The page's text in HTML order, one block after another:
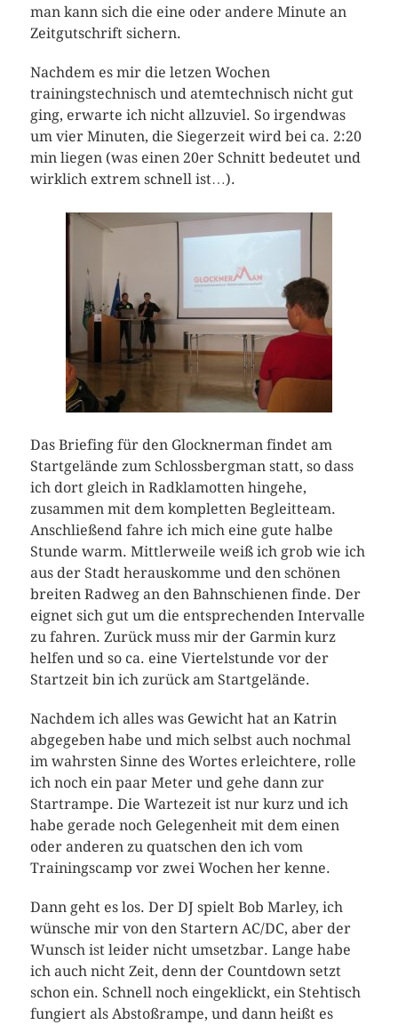
man kann sich die eine oder andere Minute an
Zeitgutschrift sichern.
Nachdem es mir die letzen Wochen
trainingstechnisch und atemtechnisch nicht gut
ging, erwarte ich nicht allzuviel. So irgendwas
um vier Minuten, die Siegerzeit wird bei ca. 2:20
min liegen (was einen 20er Schnitt bedeutet und
wirklich extrem schnell ist…).
Das Briefing für den Glocknerman findet am
Startgelände zum Schlossbergman statt, so dass
ich dort gleich in Radklamotten hingehe,
zusammen mit dem kompletten Begleitteam.
Anschließend fahre ich mich eine gute halbe
Stunde warm. Mittlerweile weiß ich grob wie ich
aus der Stadt herauskomme und den schönen
breiten Radweg an den Bahnschienen finde. Der
eignet sich gut um die entsprechenden Intervalle
zu fahren. Zurück muss mir der Garmin kurz
helfen und so ca. eine Viertelstunde vor der
Startzeit bin ich zurück am Startgelände.
Nachdem ich alles was Gewicht hat an Katrin
abgegeben habe und mich selbst auch nochmal
im wahrsten Sinne des Wortes erleichtere, rolle
ich noch ein paar Meter und gehe dann zur
Startrampe. Die Wartezeit ist nur kurz und ich
habe gerade noch Gelegenheit mit dem einen
oder anderen zu quatschen den ich vom
Trainingscamp vor zwei Wochen her kenne.
Dann geht es los. Der DJ spielt Bob Marley, ich
wünsche mir von den Startern AC/DC, aber der
Wunsch ist leider nicht umsetzbar. Lange habe
ich auch nicht Zeit, denn der Countdown setzt
schon ein. Schnell noch eingeklickt, ein Stehtisch
fungiert als Abstoßrampe, und dann heißt es